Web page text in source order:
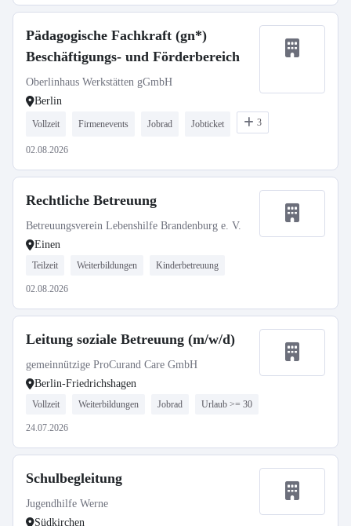
Pädagogische Fachkraft (gn*)
Beschäftigungs- und Förderbereich
Oberlinhaus Werkstätten gGmbH
Berlin
Vollzeit Firmenevents Jobrad Jobticket 3
02.08.2026
Rechtliche Betreuung
Betreuungsverein Lebenshilfe Brandenburg e. V.
Einen
Teilzeit Weiterbildungen Kinderbetreuung
02.08.2026
Leitung soziale Betreuung (m/w/d)
gemeinnützige ProCurand Care GmbH
Berlin-Friedrichshagen
Vollzeit Weiterbildungen Jobrad Urlaub >= 30
24.07.2026
Schulbegleitung
Jugendhilfe Werne
Südkirchen